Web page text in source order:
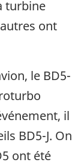
turbine
ont
le BD5-
il
BD5-J. On
ont été